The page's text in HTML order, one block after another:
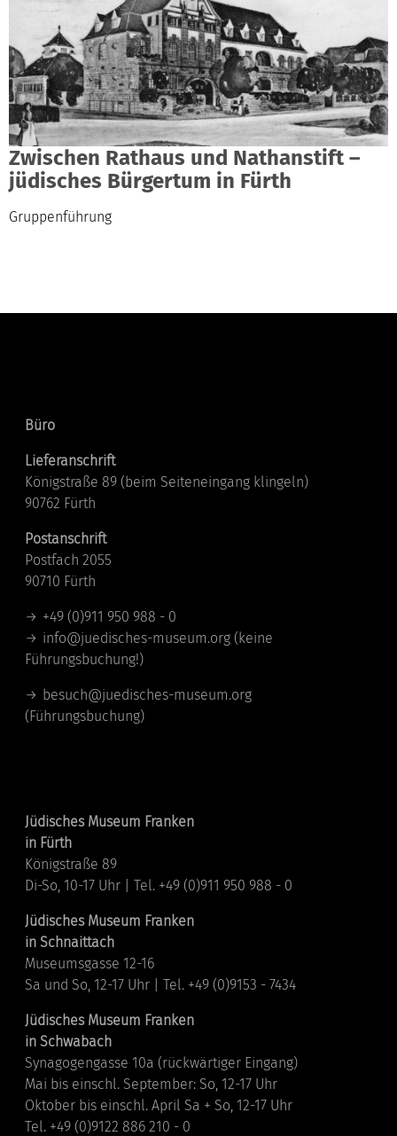
Zwischen Rathaus und Nathanstift –
jüdisches Bürgertum in Fürth
Gruppenführung
Büro
Lieferanschrift
Königstraße 89 (beim Seiteneingang klingeln)
90762 Fürth
Postanschrift
Postfach 2055
90710 Fürth
+49 (0)911 950 988 - 0
info@juedisches-museum.org (keine
Führungsbuchung!)
besuch@juedisches-museum.org
(Führungsbuchung)
Jüdisches Museum Franken
in Fürth
Königstraße 89
Di-So, 10-17 Uhr | Tel. +49 (0)911 950 988 - 0
Jüdisches Museum Franken
in Schnaittach
Museumsgasse 12-16
Sa und So, 12-17 Uhr | Tel. +49 (0)9153 - 7434
Jüdisches Museum Franken
in Schwabach
Synagogengasse 10a (rückwärtiger Eingang)
Mai bis einschl. September: So, 12-17 Uhr
Oktober bis einschl. April Sa + So, 12-17 Uhr
Tel. +49 (0)9122 886 210 - 0